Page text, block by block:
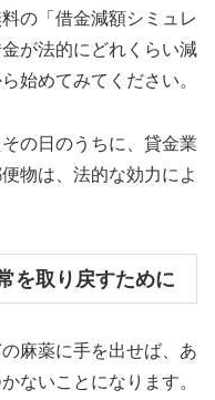
の「借金減額シミュレ
が法的にどれくらい減
始めてみてください。
の日のうちに、貸金業
物は、法的な効力によ
を取り戻すために
麻薬に手を出せば、あ
ないことになります。